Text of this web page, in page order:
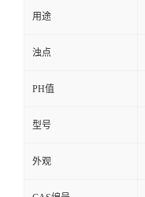
用途
浊点
PH值
型号
外观